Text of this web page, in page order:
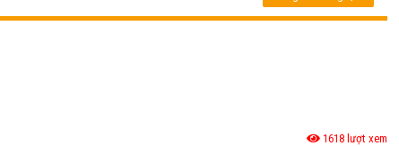
1618 lượt xem